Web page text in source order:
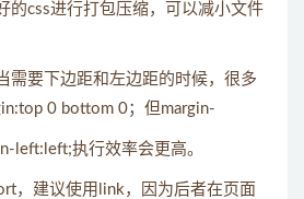
的css进行打包压缩，可以减小文件
需要下边距和左边距的时候，很多
0 bottom 0；但margin-
left:left;执行效率会更高。
，建议使用link，因为后者在页面